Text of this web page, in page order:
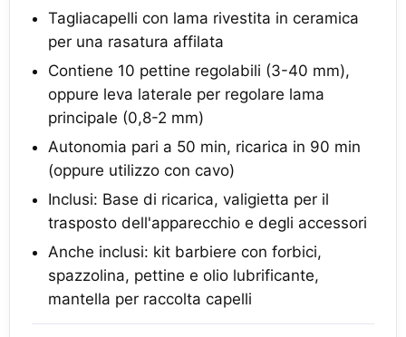
Tagliacapelli con lama rivestita in ceramica
per una rasatura affilata
Contiene 10 pettine regolabili (3-40 mm),
oppure leva laterale per regolare lama
principale (0,8-2 mm)
Autonomia pari a 50 min, ricarica in 90 min
(oppure utilizzo con cavo)
Inclusi: Base di ricarica, valigietta per il
trasposto dell'apparecchio e degli accessori
Anche inclusi: kit barbiere con forbici,
spazzolina, pettine e olio lubrificante,
mantella per raccolta capelli